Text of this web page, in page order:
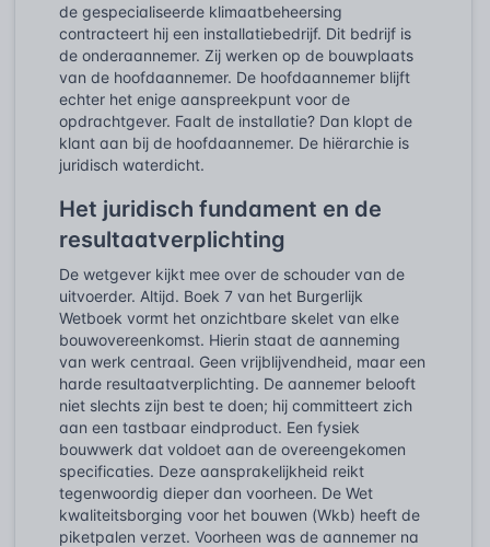
de gespecialiseerde klimaatbeheersing
contracteert hij een installatiebedrijf. Dit bedrijf is
de onderaannemer. Zij werken op de bouwplaats
van de hoofdaannemer. De hoofdaannemer blijft
echter het enige aanspreekpunt voor de
opdrachtgever. Faalt de installatie? Dan klopt de
klant aan bij de hoofdaannemer. De hiërarchie is
juridisch waterdicht.
Het juridisch fundament en de
resultaatverplichting
De wetgever kijkt mee over de schouder van de
uitvoerder. Altijd. Boek 7 van het Burgerlijk
Wetboek vormt het onzichtbare skelet van elke
bouwovereenkomst. Hierin staat de aanneming
van werk centraal. Geen vrijblijvendheid, maar een
harde resultaatverplichting. De aannemer belooft
niet slechts zijn best te doen; hij committeert zich
aan een tastbaar eindproduct. Een fysiek
bouwwerk dat voldoet aan de overeengekomen
specificaties. Deze aansprakelijkheid reikt
tegenwoordig dieper dan voorheen. De Wet
kwaliteitsborging voor het bouwen (Wkb) heeft de
piketpalen verzet. Voorheen was de aannemer na